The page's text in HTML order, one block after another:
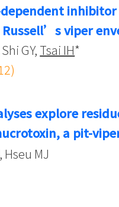
viper
GY, Tsai IH*
explore
a pit-
Hseu MJ